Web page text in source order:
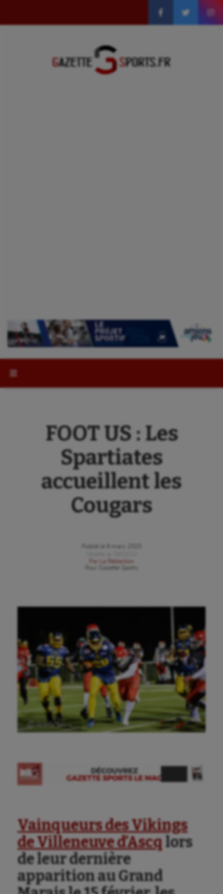
FOOT US : Les
Spartiates
accueillent les
Cougars
Publié le
6 mars 2020
Par
La Rédaction
Gazette Sports
Ⓒ Gazette Sports
Vainqueurs des Vikings
de Villeneuve d’Ascq lors
de leur dernière
apparition au Grand